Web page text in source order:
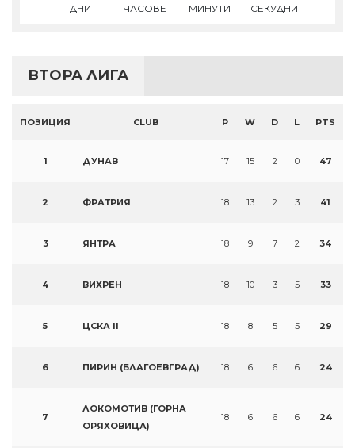
ДНИ ЧАСОВЕ МИНУТИ СЕКУДНИ
ВТОРА ЛИГА
ПОЗИЦИЯ CLUB P W D L PTS
1 ДУНАВ 17 15 2 0 47
2 ФРАТРИЯ 18 13 2 3 41
3 ЯНТРА 18 9 7 2 34
4 ВИХРЕН 18 10 3 5 33
5 ЦСКА II 18 8 5 5 29
6 ПИРИН (БЛАГОЕВГРАД) 18 6 6 6 24
7
ЛОКОМОТИВ (ГОРНА
ОРЯХОВИЦА)
18 6 6 6 24